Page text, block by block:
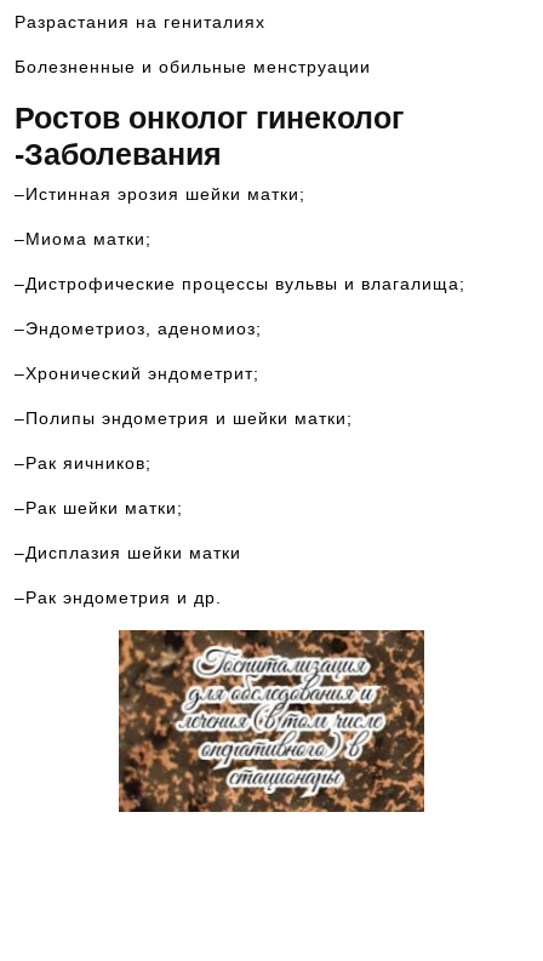
Разрастания на гениталиях
Болезненные и обильные менструации
Ростов онколог гинеколог
-Заболевания
–Истинная эрозия шейки матки;
–Миома матки;
–Дистрофические процессы вульвы и влагалища;
–Эндометриоз, аденомиоз;
–Хронический эндометрит;
–Полипы эндометрия и шейки матки;
–Рак яичников;
–Рак шейки матки;
–Дисплазия шейки матки
–Рак эндометрия и др.